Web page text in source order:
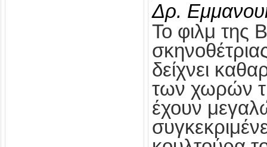
Δρ.
Το φιλμ της
δείχνει
των χωρών
έχουν